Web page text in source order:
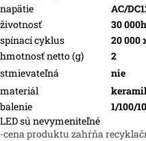
napätie
AC/
životnosť
30 000h
spínací cyklus
20 000
hmotnosť netto (g)
2
stmievateľná
nie
materiál
balenie
1/100/
LED sú nevymeniteľné
-cena produktu zahŕňa